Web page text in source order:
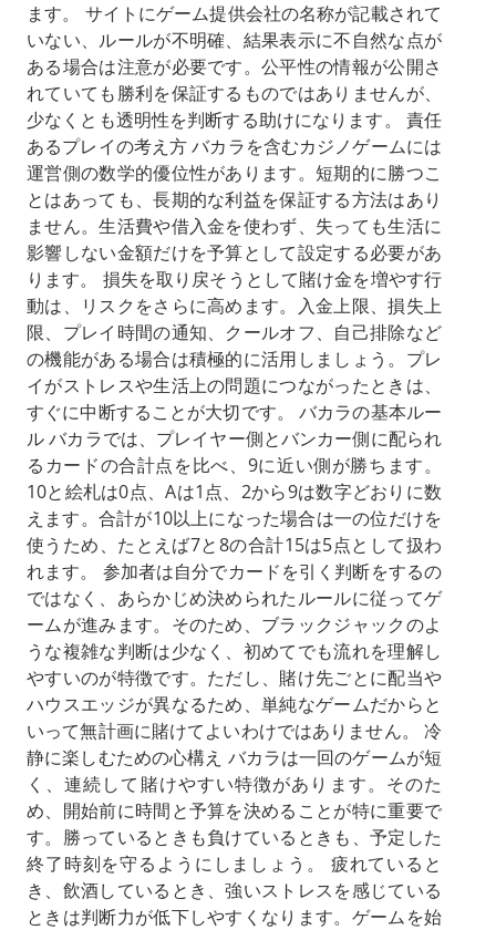
ます。 サイトにゲーム提供会社の名称が記載されて
いない、ルールが不明確、結果表示に不自然な点が
ある場合は注意が必要です。公平性の情報が公開さ
れていても勝利を保証するものではありませんが、
少なくとも透明性を判断する助けになります。 責任
あるプレイの考え方 バカラを含むカジノゲームには
運営側の数学的優位性があります。短期的に勝つこ
とはあっても、長期的な利益を保証する方法はあり
ません。生活費や借入金を使わず、失っても生活に
影響しない金額だけを予算として設定する必要があ
ります。 損失を取り戻そうとして賭け金を増やす行
動は、リスクをさらに高めます。入金上限、損失上
限、プレイ時間の通知、クールオフ、自己排除など
の機能がある場合は積極的に活用しましょう。プレ
イがストレスや生活上の問題につながったときは、
すぐに中断することが大切です。 バカラの基本ルー
ル バカラでは、プレイヤー側とバンカー側に配られ
るカードの合計点を比べ、9に近い側が勝ちます。
10と絵札は0点、Aは1点、2から9は数字どおりに数
えます。合計が10以上になった場合は一の位だけを
使うため、たとえば7と8の合計15は5点として扱わ
れます。 参加者は自分でカードを引く判断をするの
ではなく、あらかじめ決められたルールに従ってゲ
ームが進みます。そのため、ブラックジャックのよ
うな複雑な判断は少なく、初めてでも流れを理解し
やすいのが特徴です。ただし、賭け先ごとに配当や
ハウスエッジが異なるため、単純なゲームだからと
いって無計画に賭けてよいわけではありません。 冷
静に楽しむための心構え バカラは一回のゲームが短
く、連続して賭けやすい特徴があります。そのた
め、開始前に時間と予算を決めることが特に重要で
す。勝っているときも負けているときも、予定した
終了時刻を守るようにしましょう。 疲れていると
き、飲酒しているとき、強いストレスを感じている
ときは判断力が低下しやすくなります。ゲームを始